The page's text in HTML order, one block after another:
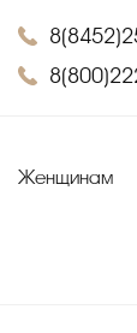
Женщинам